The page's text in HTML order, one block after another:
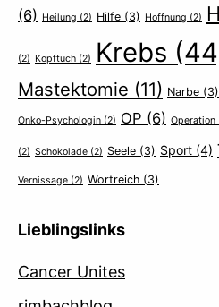
(6) Heilung (2) Hilfe (3) Hoffnung (2)
(2) Kopftuch (2) Krebs
Mastektomie (11) Narbe (3)
Onko-Psychologin (2) OP (6) Operation
(2) Schokolade (2) Seele (3) Sport (4)
Vernissage (2) Wortreich (3)
Lieblingslinks
Cancer Unites